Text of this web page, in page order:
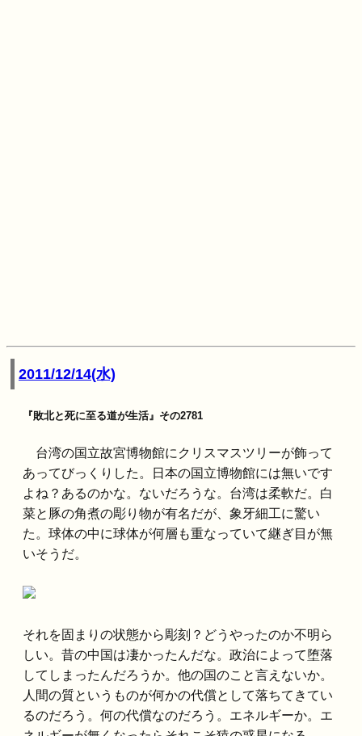
2011/12/14(水)
『敗北と死に至る道が生活』その2781
台湾の国立故宮博物館にクリスマスツリーが飾って
あってびっくりした。日本の国立博物館には無いです
よね？あるのかな。ないだろうな。台湾は柔軟だ。白
菜と豚の角煮の彫り物が有名だが、象牙細工に驚い
た。球体の中に球体が何層も重なっていて継ぎ目が無
いそうだ。
それを固まりの状態から彫刻？どうやったのか不明ら
しい。昔の中国は凄かったんだな。政治によって堕落
してしまったんだろうか。他の国のこと言えないか。
人間の質というものが何かの代償として落ちてきてい
るのだろう。何の代償なのだろう。エネルギーか。エ